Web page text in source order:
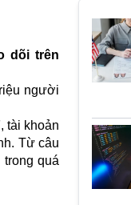
dõi trên
người
tài khoản
Từ câu
quá